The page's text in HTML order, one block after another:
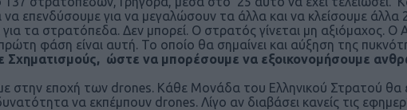
επενδύσουμε για να μεγαλώσουν τα άλλα και να κλείσουμε
για τα στρατόπεδα. Δεν μπορεί. Ο στρατός γίνεται μη αξιόμαχος.
φάση είναι αυτή. Το οποίο θα σημαίνει και αύξηση της
ώστε να μπορέσουμε να εξοικονομήσουμε
στην εποχή των drones. Κάθε Μονάδα του Ελληνικού Στρατού θα
να εκπέμπουν drones. Λίγο αν διαβάσει κανείς τις